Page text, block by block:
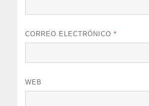
CORREO ELECTRÓNICO*
WEB